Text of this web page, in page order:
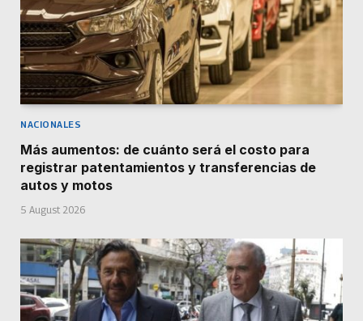
NACIONALES
Más aumentos: de cuánto será el costo para
registrar patentamientos y transferencias de
autos y motos
5 August 2026